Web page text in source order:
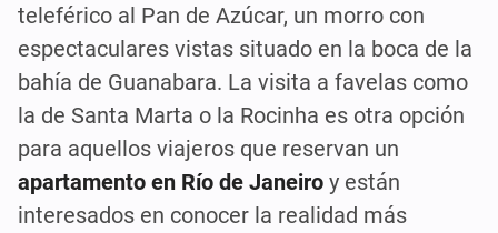
teleférico al Pan de Azúcar, un morro con
espectaculares vistas situado en la boca de la
bahía de Guanabara. La visita a favelas como
la de Santa Marta o la Rocinha es otra opción
para aquellos viajeros que reservan un
apartamento en Río de Janeiro y están
interesados en conocer la realidad más